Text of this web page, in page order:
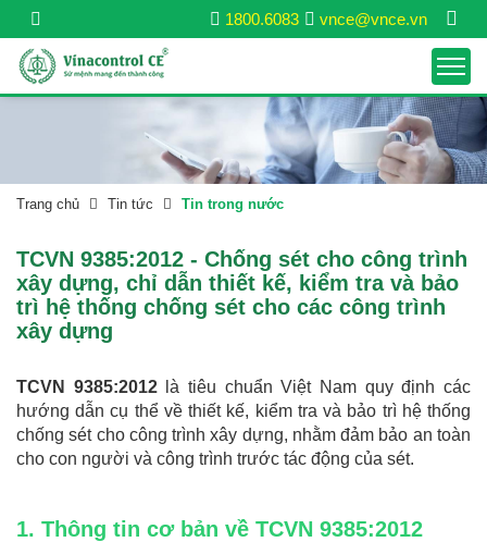
vnce@vnce.vn
1800.6083
Trang chủ Tin tức Tin trong nước
TCVN 9385:2012 - Chống sét cho công trình
xây dựng, chỉ dẫn thiết kế, kiểm tra và bảo
trì hệ thống chống sét cho các công trình
xây dựng
TCVN 9385:2012là tiêu chuẩn Việt Nam quy định các
hướng dẫn cụ thể về thiết kế, kiểm tra và bảo trì hệ thống
chống sét cho công trình xây dựng, nhằm đảm bảo an toàn
cho con người và công trình trước tác động của sét.
1. Thông tin cơ bản về TCVN 9385:2012